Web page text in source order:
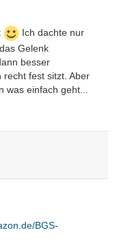
Ich dachte nur
Gelenk
besser
fest sitzt. Aber
einfach geht...
BGS-